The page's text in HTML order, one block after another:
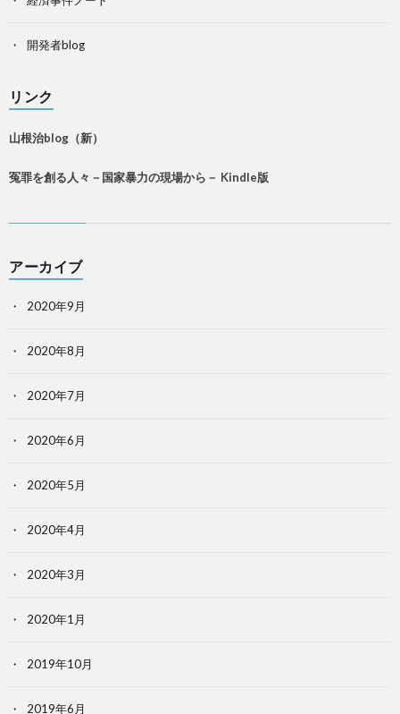
開発者blog
リンク
山根治blog（新）
冤罪を創る人々－国家暴力の現場から－ Kindle版
アーカイブ
2020年9月
2020年8月
2020年7月
2020年6月
2020年5月
2020年4月
2020年3月
2020年1月
2019年10月
2019年6月